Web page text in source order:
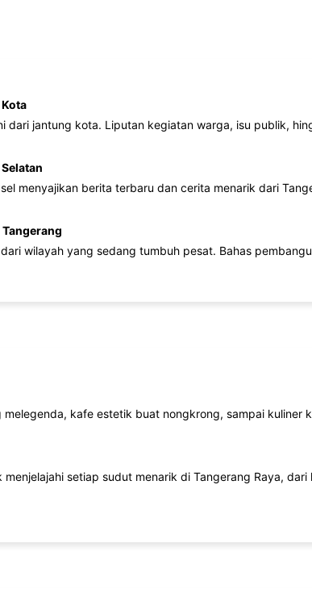
dari jantung kota. Liputan kegiatan warga, isu publik,
menyajikan berita terbaru dan cerita menarik dari
wilayah yang sedang tumbuh pesat. Bahas
melegenda, kafe estetik buat nongkrong, sampai kuliner
menjelajahi setiap sudut menarik di Tangerang Raya,